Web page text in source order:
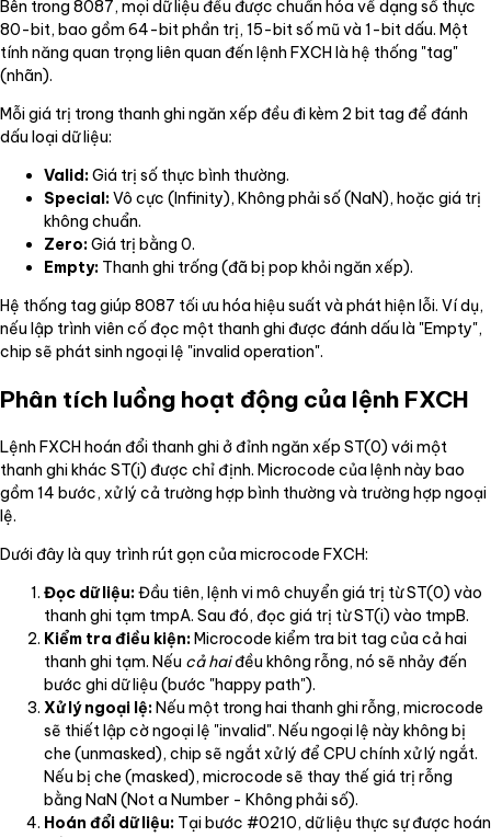
Bên trong 8087, mọi dữ liệu đều được chuẩn hóa về dạng số thực
80-bit, bao gồm 64-bit phần trị, 15-bit số mũ và 1-bit dấu. Một
tính năng quan trọng liên quan đến lệnh FXCH là hệ thống "tag"
(nhãn).
Mỗi giá trị trong thanh ghi ngăn xếp đều đi kèm 2 bit tag để đánh
dấu loại dữ liệu:
Valid:Giá trị số thực bình thường.
Special:Vô cực (Infinity), Không phải số (NaN), hoặc giá trị
không chuẩn.
Zero:Giá trị bằng 0.
Empty: Thanh ghi trống (đã bị pop khỏi ngăn xếp).
Hệ thống tag giúp 8087 tối ưu hóa hiệu suất và phát hiện lỗi. Ví dụ,
nếu lập trình viên cố đọc một thanh ghi được đánh dấu là "Empty",
chip sẽ phát sinh ngoại lệ "invalid operation".
Phân tích luồng hoạt động của lệnh FXCH
Lệnh FXCH hoán đổi thanh ghi ở đỉnh ngăn xếp ST(0) với một
thanh ghi khác ST(i) được chỉ định. Microcode của lệnh này bao
gồm 14 bước, xử lý cả trường hợp bình thường và trường hợp ngoại
lệ.
Dưới đây là quy trình rút gọn của microcode FXCH:
Đọc dữ liệu:Đầu tiên, lệnh vi mô chuyển giá trị từ ST(0) vào
thanh ghi tạm tmpA. Sau đó, đọc giá trị từ ST(i) vào tmpB.
Kiểm tra điều kiện:Microcode kiểm tra bit tag của cả hai
thanh ghi tạm. Nếu cả haiđều không rỗng, nó sẽ nhảy đến
bước ghi dữ liệu (bước "happy path").
Xử lý ngoại lệ:Nếu một trong hai thanh ghi rỗng, microcode
sẽ thiết lập cờ ngoại lệ "invalid". Nếu ngoại lệ này không bị
che (unmasked), chip sẽ ngắt xử lý để CPU chính xử lý ngắt.
Nếu bị che (masked), microcode sẽ thay thế giá trị rỗng
bằng NaN (Not a Number - Không phải số).
Hoán đổi dữ liệu: Tại bước #0210, dữ liệu thực sự được hoán